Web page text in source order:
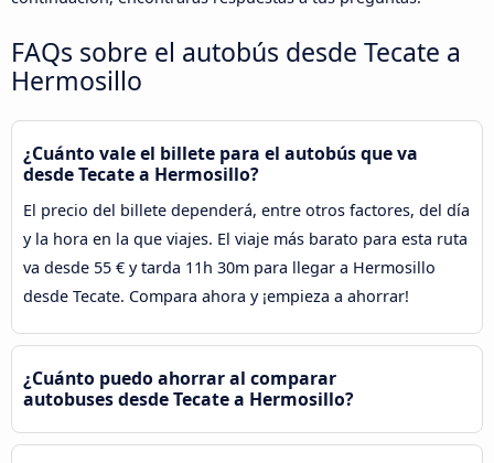
FAQs sobre el autobús desde Tecate a
Hermosillo
¿Cuánto vale el billete para el autobús que va
desde Tecate a Hermosillo?
El precio del billete dependerá, entre otros factores, del día
y la hora en la que viajes. El viaje más barato para esta ruta
va desde 55 € y tarda 11h 30m para llegar a Hermosillo
desde Tecate. Compara ahora y ¡empieza a ahorrar!
¿Cuánto puedo ahorrar al comparar
autobuses desde Tecate a Hermosillo?